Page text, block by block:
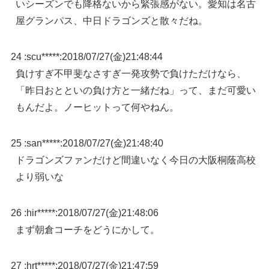
いシーズンでも降格ないから緊張感がない。愛知は名古
屋グランパス、中日ドラゴンズと散々だね。
24 :scu*****:2018/07/27(金)21:48:44
負けすぎ不甲斐なさすぎ一発攻勢で負けただけなら、
「昨日おとといの負け方と一緒だね」って、まだ可愛い
もんだよ。ノーヒットって何やねん。
25 :san*****:2018/07/27(金)21:48:40
ドラゴンズファンだけど間違いなく今日の大阪桐蔭高校
より弱いな
26 :hir*****:2018/07/27(金)21:48:06
まず朝倉コーチをどうにかして。
27 :hrt*****:2018/07/27(金)21:47:59